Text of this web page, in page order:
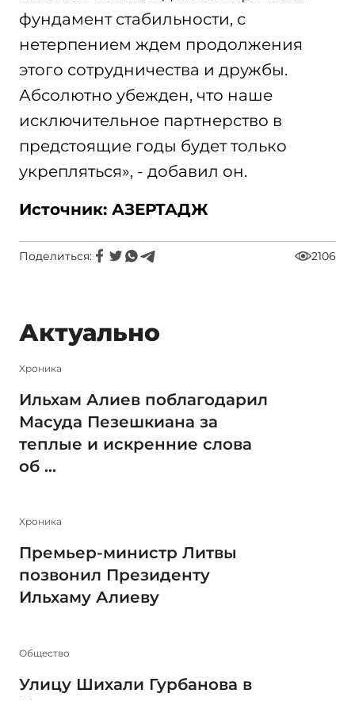
фундамент стабильности, с
нетерпением ждем продолжения
этого сотрудничества и дружбы.
Абсолютно убежден, что наше
исключительное партнерство в
предстоящие годы будет только
укрепляться», - добавил он.
Источник: АЗЕРТАДЖ
Поделиться: 2106
Актуально
Xроника
Ильхам Алиев поблагодарил
Масуда Пезешкиана за
теплые и искренние слова
об ...
Xроника
Премьер-министр Литвы
позвонил Президенту
Ильхаму Алиеву
Общество
Улицу Шихали Гурбанова в